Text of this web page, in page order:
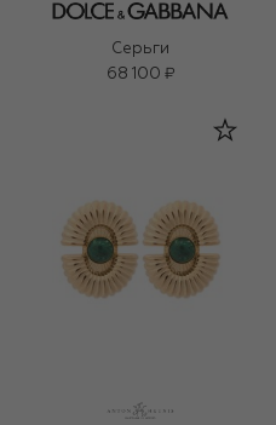
Серьги
68 100 ₽